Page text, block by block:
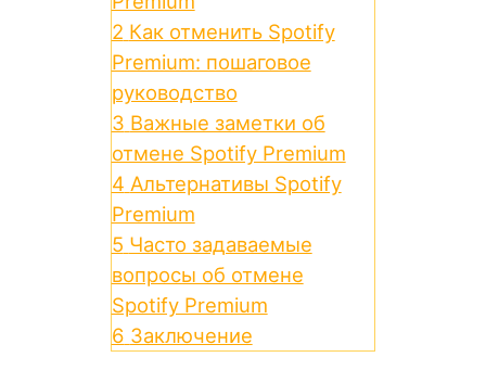
2 Как отменить Spotify
Premium: пошаговое
руководство
3 Важные заметки об
отмене Spotify Premium
4 Альтернативы Spotify
Premium
5 Часто задаваемые
вопросы об отмене
Spotify Premium
6 Заключение